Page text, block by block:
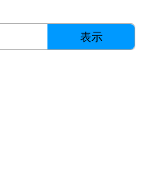
表示